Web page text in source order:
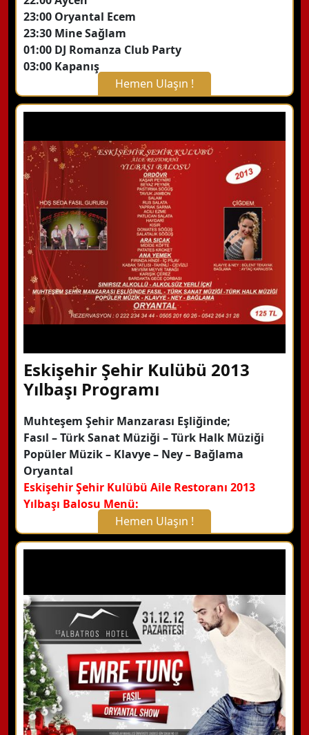
23:00 Oryantal Ecem
23:30 Mine Sağlam
01:00 DJ Romanza Club Party
03:00 Kapanış
Hemen Ulaşın !
X Kapat
WhatsApp ile Bilgi Alın
Hemen Arayın
Detaylı Bilgi Alın
Eskişehir Şehir Kulübü 2013
Yılbaşı Programı
Muhteşem Şehir Manzarası Eşliğinde;
Fasıl – Türk Sanat Müziği – Türk Halk Müziği
Popüler Müzik – Klavye – Ney – Bağlama
Oryantal
Eskişehir Şehir Kulübü Aile Restoranı 2013
Yılbaşı Balosu Menü:
Hemen Ulaşın !
X Kapat
Hemen Arayın
Detaylı Bilgi Alın